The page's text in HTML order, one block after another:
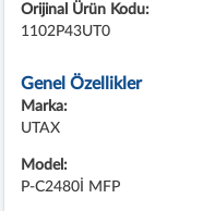
Orijinal Ürün Kodu:
1102P43UT0
Genel Özellikler
Marka:
UTAX
Model:
P-C2480İ MFP